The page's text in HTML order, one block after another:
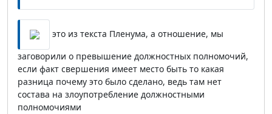
это из текста Пленума, а отношение, мы
заговорили о превышение должностных полномочий,
если факт свершения имеет место быть то какая
разница почему это было сделано, ведь там нет
состава на злоупотребление должностными
полномочиями